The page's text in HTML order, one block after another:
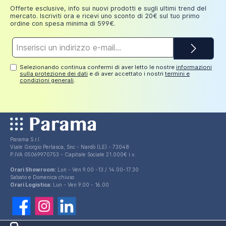
euro
Offerte esclusive, info sui nuovi prodotti e sugli ultimi trend del
mercato. Iscriviti ora e ricevi uno sconto di 20€ sul tuo primo
ordine con spesa minima di 599€.
e-
Selezionando continua confermi di aver letto le nostreinformazioni
sulla protezione dei dati e di aver accettato i nostritermini e
condizioni generali.
Parama S.r.l.
Viale Giorgio Perlasca, Snc - Nardò (LE) - 73048
P.IVA 05069970753 - Capitale Sociale 21.000€ i.v.
Orari Showroom: Lun - Ven 9.00 -13 / 14.00-17.30
Sabato e Domenica chiuso
Orari Logistica: Lun - Ven 9.00 - 16.00